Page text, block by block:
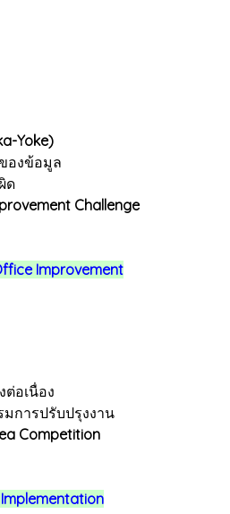
Yoke)
องข้อมูล
ด
Challenge
Improvement
อเนื่อง
การปรับปรุงงาน
Competition